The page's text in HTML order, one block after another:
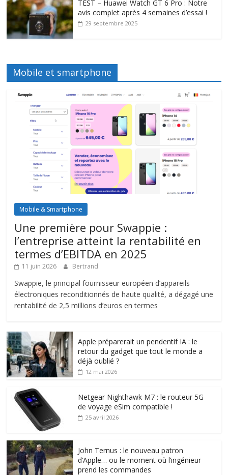
TEST – Huawei Watch GT 6 Pro : Notre
avis complet après 4 semaines d’essai !
29 septembre 2025
Mobile et smartphone
Mobile & Smartphone
Une première pour Swappie :
l’entreprise atteint la rentabilité en
termes d’EBITDA en 2025
11 juin 2026 Bertrand
Swappie, le principal fournisseur européen d’appareils
électroniques reconditionnés de haute qualité, a dégagé une
rentabilité de 2,5 millions d’euros en termes
Apple préparerait un pendentif IA : le
retour du gadget que tout le monde a
déjà oublié ?
12 mai 2026
Netgear Nighthawk M7 : le routeur 5G
de voyage eSim compatible !
25 avril 2026
John Ternus : le nouveau patron
d’Apple… ou le moment où l’ingénieur
prend les commandes